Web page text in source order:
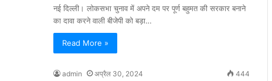
नई दिल्ली। लोकसभा चुनाव में अपने दम पर पूर्ण बहुमत की सरकार बनाने
का दावा करने वाली बीजेपी को बड़ा…
Read More »
admin अप्रैल 30, 2024 444